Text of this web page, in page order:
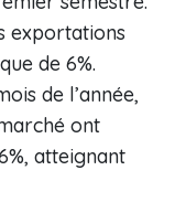
exportations
de 6%.
de l’année,
ont
atteignant